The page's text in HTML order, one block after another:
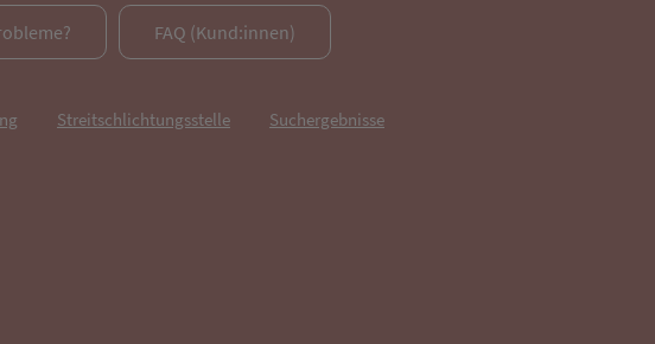
FAQ (Kund:innen)
Streitschlichtungsstelle Suchergebnisse